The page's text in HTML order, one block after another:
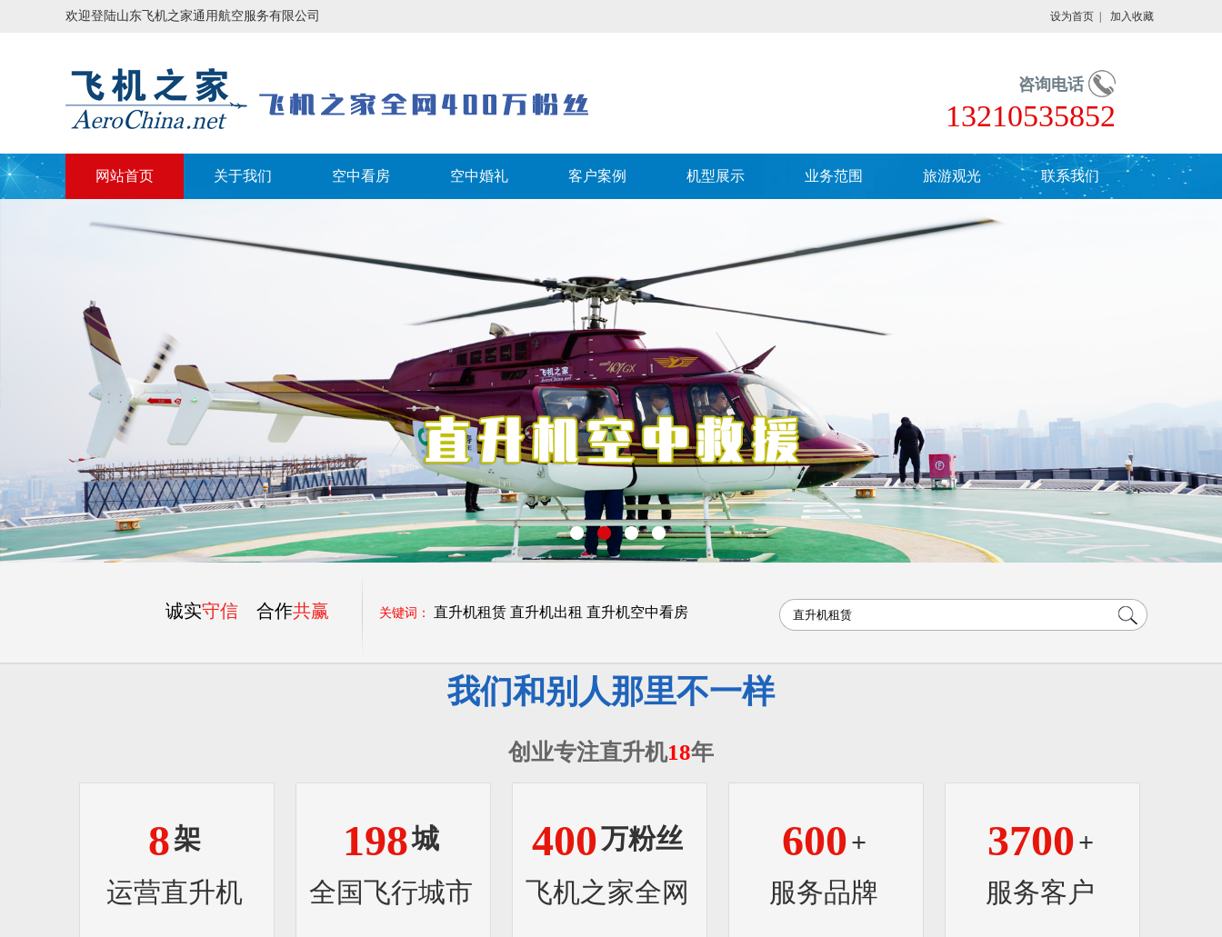
欢迎登陆山东飞机之家通用航空服务有限公司 设为首页 加入收藏
咨询电话
13210535852
网站首页 关于我们 空中看房 空中婚礼 客户案例 机型展示 业务范围 旅游观光 联系我们
诚实守信 合作共赢 关键词： 直升机租赁 直升机出租 直升机空中看房
我们和别人那里不一样
创业专注直升机18年
8架
运营直升机
198城
全国飞行城市
400万粉丝
飞机之家全网
600+
服务品牌
3700+
服务客户